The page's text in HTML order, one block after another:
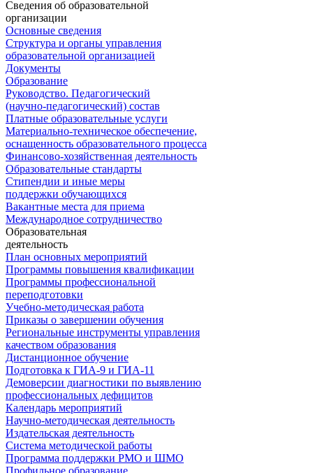
Сведения об образовательной
организации
Основные сведения
Структура и органы управления
образовательной организацией
Документы
Образование
Руководство. Педагогический
(научно-педагогический) состав
Платные образовательные услуги
Материально-техническое обеспечение,
оснащенность образовательного процесса
Финансово-хозяйственная деятельность
Образовательные стандарты
Стипендии и иные меры
поддержки обучающихся
Вакантные места для приема
Международное сотрудничество
Образовательная
деятельность
План основных мероприятий
Программы повышения квалификации
Программы профессиональной
переподготовки
Учебно-методическая работа
Приказы о завершении обучения
Региональные инструменты управления
качеством образования
Дистанционное обучение
Подготовка к ГИА-9 и ГИА-11
Демоверсии диагностики по выявлению
профессиональных дефицитов
Календарь мероприятий
Научно-методическая деятельность
Издательская деятельность
Система методической работы
Программа поддержки РМО и ШМО
Профильное образование